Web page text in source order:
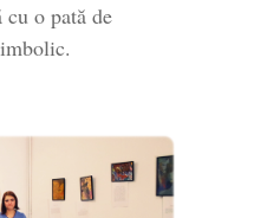
o pată de